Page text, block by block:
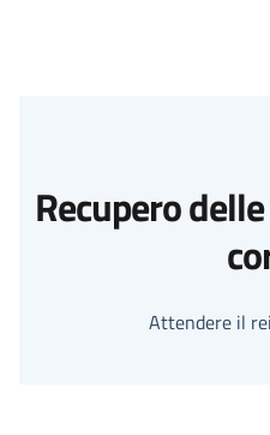
Recupero
Attendere il